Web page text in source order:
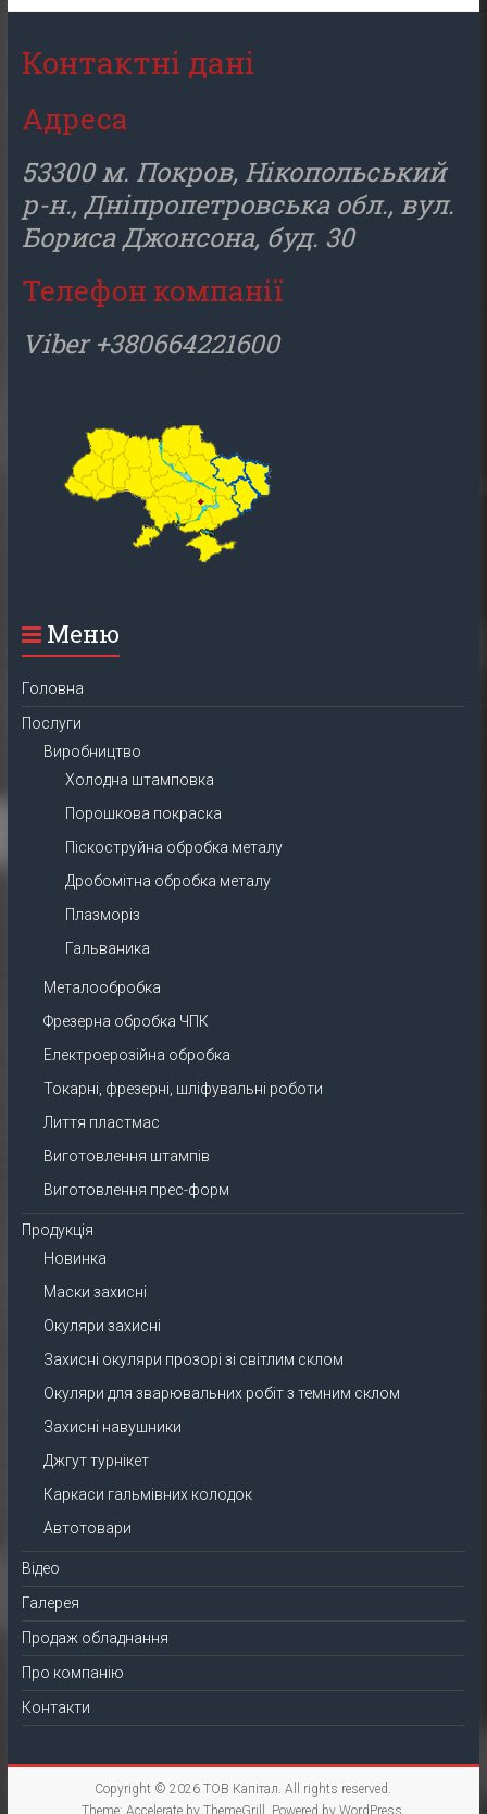
Контактні дані
Адреса
53300 м. Покров, Нікопольський
р-н., Дніпропетровська обл., вул.
Бориса Джонсона, буд. 30
Телефон компанії
Viber +380664221600
Меню
Головна
Послуги
Виробництво
Холодна штамповка
Порошкова покраска
Піскоструйна обробка металу
Дробомітна обробка металу
Плазморіз
Гальваника
Металообробка
Фрезерна обробка ЧПК
Електроерозійна обробка
Токарні, фрезерні, шліфувальні роботи
Лиття пластмас
Виготовлення штампів
Виготовлення прес-форм
Продукція
Новинка
Маски захисні
Окуляри захисні
Захисні окуляри прозорі зі світлим склом
Окуляри для зварювальних робіт з темним склом
Захисні навушники
Джгут турнікет
Каркаси гальмівних колодок
Автотовари
Відео
Галерея
Продаж обладнання
Про компанію
Контакти
Copyright © 2026ТОВ Капітал. All rights reserved.
Theme: Accelerateby ThemeGrill. Powered by WordPress